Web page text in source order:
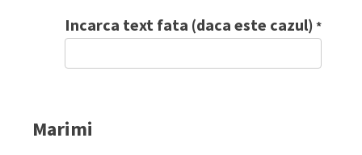
Incarca text fata (daca este cazul) *
Marimi